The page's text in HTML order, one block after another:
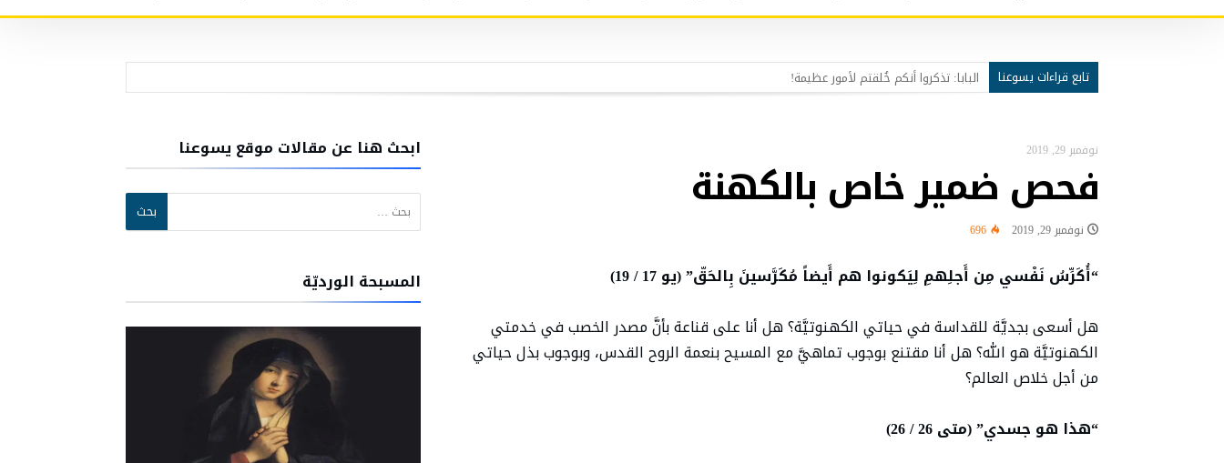
تابع قراءات يسوعنا
عقب لقاء الصلاة والأخوّة في قرية “كن مسبَّحا” البابا يتحدث إلى قناتَي NBC وتيليموندو الأمريكيتين
البابا: لتكن كل أداة تكنولوجية في خدمة الحقيقة والخير
“نشيد سلام” لقاء تستضيفه قرية “كن مسبحاً” يوم الأربعاء بحضور البابا لاون الرابع عشر
البابا في رسالة فيديو إلى شباب البرتغال: لا تتوقفوا عن الحلم بعالم يسوده السلام والأخوّة
البابا: البطريرك الحويك كان رجل الحوار والرجاء
البابا يقول إن العلاقة مع الله تقود إلى الفرح وتساعد الإنسان على أن يعيش علاقاته مع الآخرين على أفضل وجه
البابا يشجع شبيبة تشوتا وكوتيرفو في بيرو على أن يكونوا رسل محبة وخدمة
نوفمبر 29, 2019
فحص ضمير خاص بالكهنة
نوفمبر 29, 2019 696
“أُكَرِّسُ نَفْسي مِن أَجلِهمِ لِيَكونوا هم أَيضاً مُكَرَّسينَ بِالحَقّ” (يو 17 / 19)
هل أسعى بجديَّة للقداسة في حياتي الكهنوتيَّة؟ هل أنا على قناعة بأنَّ مصدر الخصب في خدمتي
الكهنوتيَّة هو الله؟ هل أنا مقتنع بوجوب تماهيَّ مع المسيح بنعمة الروح القدس، وبوجوب بذل حياتي
من أجل خلاص العالم؟
“هذا هو جسدي” (متى 26 / 26)
ابحث هنا عن مقالات موقع يسوعنا
البحث عن:
المسبحة الورديّة